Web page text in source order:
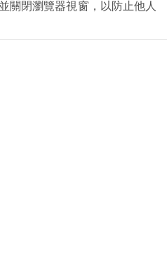
關閉瀏覽器視窗，以防止他人